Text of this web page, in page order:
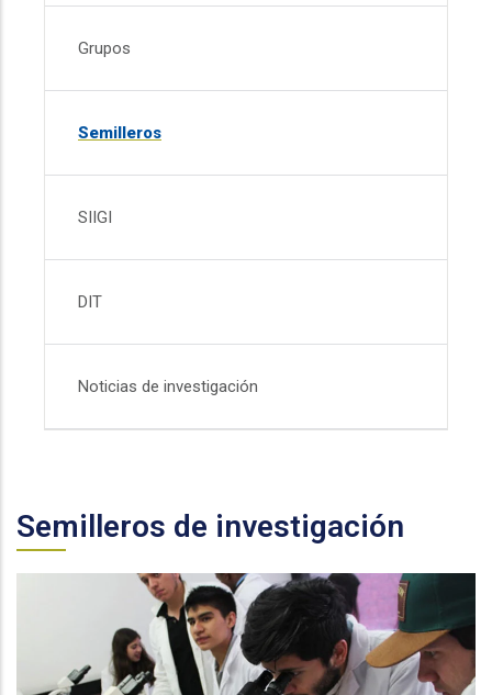
Grupos
Semilleros
SIIGI
DIT
Noticias de investigación
Semilleros de investigación